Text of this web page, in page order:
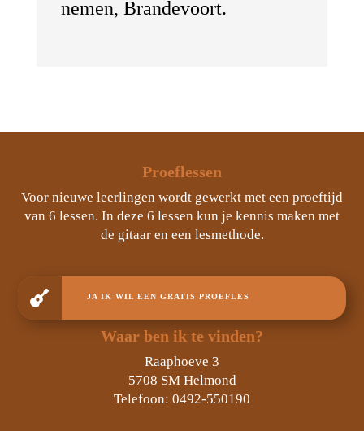
nemen, Brandevoort.
Proeflessen
Voor nieuwe leerlingen wordt gewerkt met een proeftijd
van 6 lessen. In deze 6 lessen kun je kennis maken met
de gitaar en een lesmethode.
 JA IK WIL EEN GRATIS PROEFLES
Waar ben ik te vinden?
Raaphoeve 3
5708 SM Helmond
Telefoon: 0492-550190